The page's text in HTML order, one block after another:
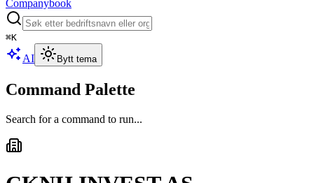
Companybook
⌘K
AI Bytt tema
Command Palette
Search for a command to run...